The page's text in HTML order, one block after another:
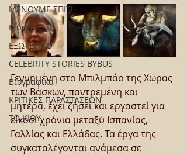
ΜΕΝΟΥΜΕ ΣΠΙΤΙ
Γεύση
ΕΞΩΤΕΡΙΚΟ
CELEBRITY STORIES BYBUS
Βιογραφικά
ΚΡΙΤΙΚΕΣ ΠΑΡΑΣΤΑΣΕΩΝ
ΤΟ ΚΙΟΥ
Γεννημένη στο Μπιλμπάο της Χώρας
των Βάσκων, παντρεμένη και
μητέρα, έχει ζήσει και εργαστεί για
είκοσι χρόνια μεταξύ Ισπανίας,
Γαλλίας και Ελλάδας. Τα έργα της
συγκαταλέγονται ανάμεσα σε